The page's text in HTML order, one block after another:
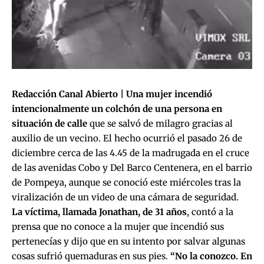
Redacción Canal Abierto |
Una mujer incendió
intencionalmente un colchón de una persona en
situación de calle que se salvó de milagro gracias al
auxilio de un vecino. El hecho ocurrió el pasado 26 de
diciembre cerca de las 4.45 de la madrugada en el cruce
de las avenidas Cobo y Del Barco Centenera, en el barrio
de Pompeya, aunque se conoció este miércoles tras la
viralización de un video de una cámara de seguridad.
La víctima, llamada Jonathan, de 31 años, contó a la
prensa que no conoce a la mujer que incendió sus
pertenecías y dijo que en su intento por salvar algunas
cosas sufrió quemaduras en sus pies. “No la conozco. En